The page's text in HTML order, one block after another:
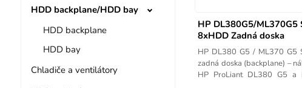
HDD backplane/HDD bay
HDD backplane
HDD bay
Chladiče a ventilátory
HP DL380G5/ML370G5
8xHDD Zadná doska
HP DL380 G5 / ML370 G5
zadná doska (backplane) –
HP ProLiant DL380 G5 a